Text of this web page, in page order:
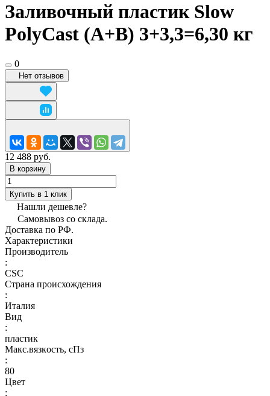
Заливочный пластик Slow
PolyCast (A+B) 3+3,3=6,30 кг
0
Нет отзывов
12 488 руб.
В корзину
Купить в 1 клик
Нашли дешевле?
Самовывоз со склада.
Доставка по РФ.
Характеристики
Производитель
:
CSC
Страна происхождения
:
Италия
Вид
:
пластик
Макс.вязкoсть, сПз
:
80
Цвет
: